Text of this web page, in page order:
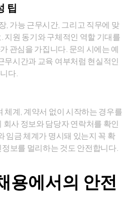
팁
, 가능 근무시간, 그리고 직무에 맞
지원 동기와 구체적인 역할 기대를
관심을 가집니다. 문의 시에는 예
무시간과 교육 여부처럼 현실적인
다.
체계, 계약서 없이 시작하는 경우를
사 정보와 담당자 연락처를 확인
임금 체계가 명시돼 있는지 꼭 확
보를 멀리하는 것도 안전합니다.
용에서의 안전